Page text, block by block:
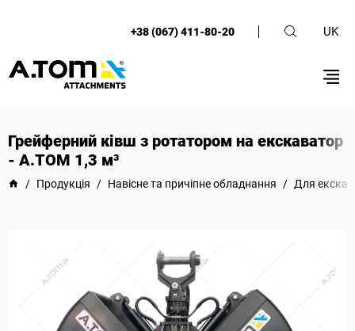
+38 (067) 411-80-20 UK
Грейферний ківш з ротатором на екскаватор
- А.ТОМ 1,3 м³
/ Продукція / Навісне та причіпне обладнання / Для